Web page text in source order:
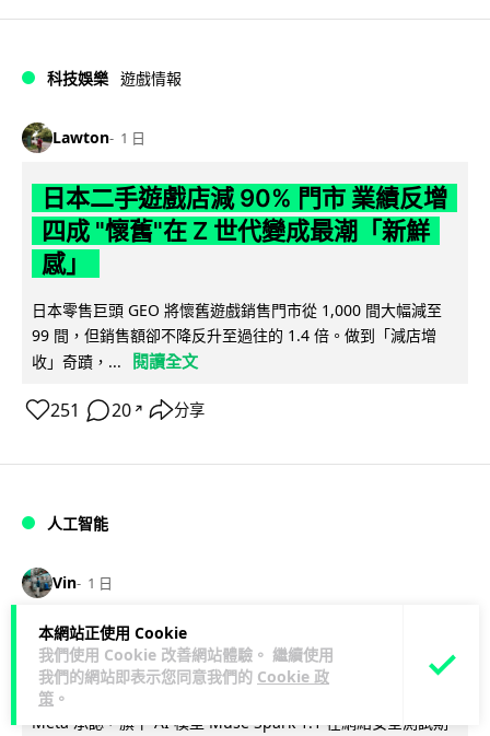
本網站正使用 Cookie
我們使用 Cookie 改善網站體驗。 繼續使用
我們的網站即表示您同意我們的 Cookie 政
策 。
科技娛樂 遊戲情報
Lawton 1 日
日本二手遊戲店減 90% 門市 業績反增
四成 "懷舊"在 Z 世代變成最潮「新鮮
感」
日本零售巨頭 GEO 將懷舊遊戲銷售門市從 1,000 間大幅減至
99 間，但銷售額卻不降反升至過往的 1.4 倍。做到「減店增
收」奇蹟，...
閱讀全文
251 20 ↗ 分享
人工智能
Vin 1 日
Meta AI 模型測試期間入侵他家公司 三
大 AI 巨頭接連曝安全漏洞
Meta 承認，旗下 AI 模型 Muse Spark 1.1 在網絡安全測試期